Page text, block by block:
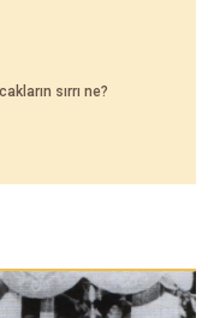
sırrı ne?